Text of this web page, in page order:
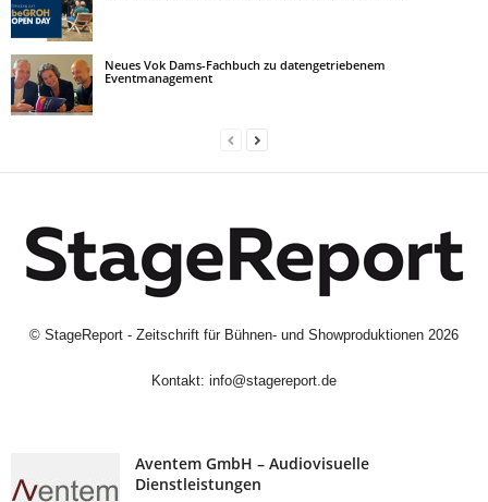
Neues Vok Dams-Fachbuch zu datengetriebenem
Eventmanagement
© StageReport - Zeitschrift für Bühnen- und Showproduktionen 2026
Kontakt: info@stagereport.de
Aventem GmbH – Audiovisuelle
Dienstleistungen